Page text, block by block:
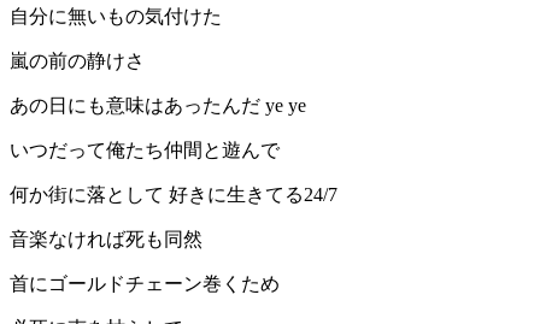
自分に無いもの気付けた
嵐の前の静けさ
あの日にも意味はあったんだ ye ye
いつだって俺たち仲間と遊んで
何か街に落として 好きに生きてる24/7
音楽なければ死も同然
首にゴールドチェーン巻くため